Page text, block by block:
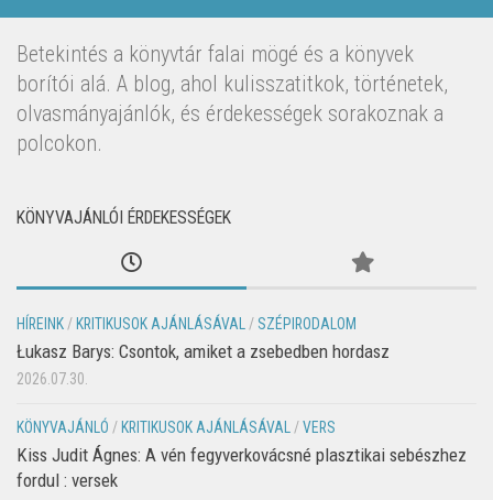
Betekintés a könyvtár falai mögé és a könyvek
borítói alá. A blog, ahol kulisszatitkok, történetek,
olvasmányajánlók, és érdekességek sorakoznak a
polcokon.
KÖNYVAJÁNLÓI ÉRDEKESSÉGEK
HÍREINK/ KRITIKUSOK AJÁNLÁSÁVAL/ SZÉPIRODALOM
Łukasz Barys: Csontok, amiket a zsebedben hordasz
2026.07.30.
KÖNYVAJÁNLÓ / KRITIKUSOK AJÁNLÁSÁVAL/VERS
Kiss Judit Ágnes: A vén fegyverkovácsné plasztikai sebészhez
fordul : versek